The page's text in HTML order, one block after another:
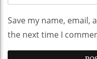
Save my name, email,
the next time I